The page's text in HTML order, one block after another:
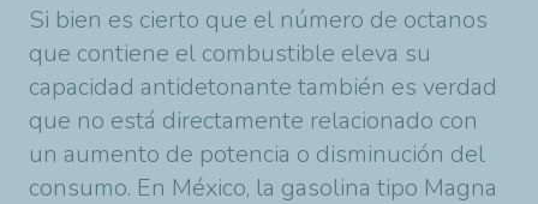
Si bien es cierto que el número de octanos
que contiene el combustible eleva su
capacidad antidetonante también es verdad
que no está directamente relacionado con
un aumento de potencia o disminución del
consumo. En México, la gasolina tipo Magna